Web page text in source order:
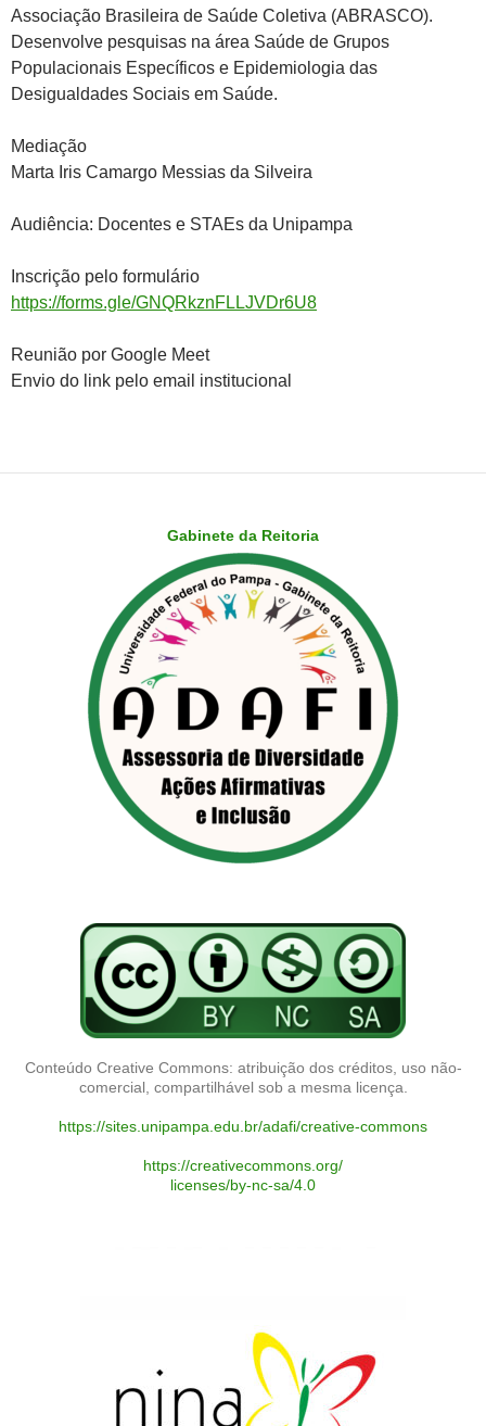
Associação Brasileira de Saúde Coletiva (ABRASCO).
Desenvolve pesquisas na área Saúde de Grupos
Populacionais Específicos e Epidemiologia das
Desigualdades Sociais em Saúde.
Mediação
Marta Iris Camargo Messias da Silveira
Audiência: Docentes e STAEs da Unipampa
Inscrição pelo formulário
https://forms.gle/GNQRkznFLLJVDr6U8
Reunião por Google Meet
Envio do link pelo email institucional
Gabinete da Reitoria
Conteúdo Creative Commons: atribuição dos créditos, uso não-
comercial, compartilhável sob a mesma licença.
https://sites.unipampa.edu.br/adafi/creative-commons
https://creativecommons.org/
licenses/by-nc-sa/4.0